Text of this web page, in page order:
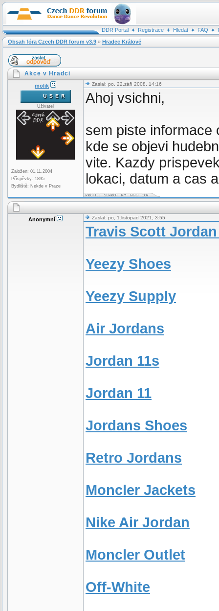
DDR Portal Registrace Hledat FAQ
Obsah fóra Czech DDR forum v3.9 » Hradec Králové
Akce v Hradci
molik
Uživatel
Založen: 01.11.2004
Příspěvky: 1895
Bydliště: Nekde v Praze
Zaslal: po, 22.září 2008, 14:16
Ahoj vsichni,
sem piste informace
kde se objevi
vite. Kazdy
lokaci, datum a cas
Anonymní Zaslal: po, 1.listopad 2021, 3:55
Travis Scott
Yeezy Shoes
Yeezy Supply
Air Jordans
Jordan 11s
Jordan 11
Jordans Shoes
Retro Jordans
Moncler Jackets
Nike Air Jordan
Moncler Outlet
Off-White